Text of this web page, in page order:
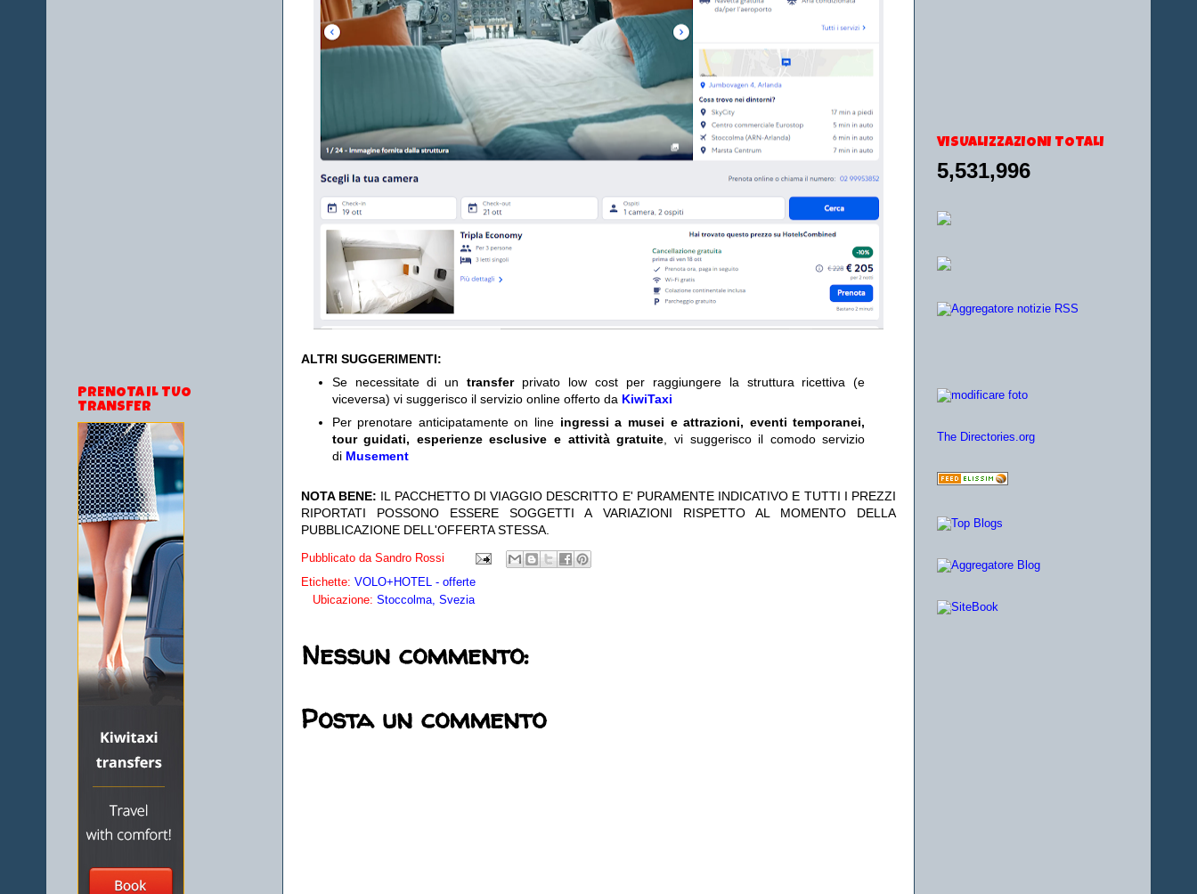
ALTRI SUGGERIMENTI:
Se necessitate di untransfer privato low cost per raggiungere la struttura ricettiva (e
viceversa) vi suggerisco il servizio online offerto da KiwiTaxi
Per prenotare anticipatamente on line ingressi a musei e attrazioni, eventi temporanei,
tour guidati, esperienze esclusive e attività gratuite , vi suggerisco il comodo servizio
di Musement
NOTA BENE: IL PACCHETTO DI VIAGGIO DESCRITTO E' PURAMENTE INDICATIVO E TUTTI I PREZZI
RIPORTATI POSSONO ESSERE SOGGETTI A VARIAZIONI RISPETTO AL MOMENTO DELLA
PUBBLICAZIONE DELL'OFFERTA STESSA.
Pubblicato da Sandro Rossi
Etichette: VOLO+HOTEL - offerte
Ubicazione: Stoccolma, Svezia
Nessun commento:
Posta un commento
PRENOTA IL TUO
TRANSFER
VISUALIZZAZIONI TOTALI
5,531,996